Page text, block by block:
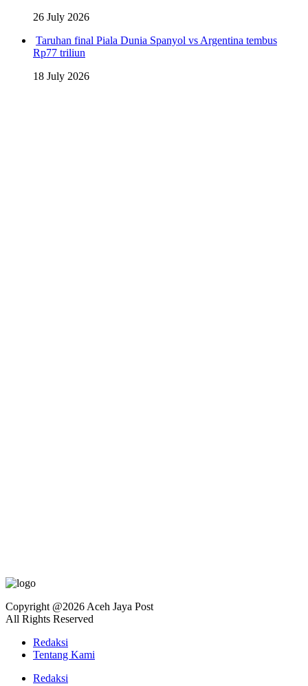
26 July 2026
Taruhan final Piala Dunia Spanyol vs Argentina tembus
Rp77 triliun
18 July 2026
Copyright @2026 Aceh Jaya Post
All Rights Reserved
Redaksi
Tentang Kami
Redaksi